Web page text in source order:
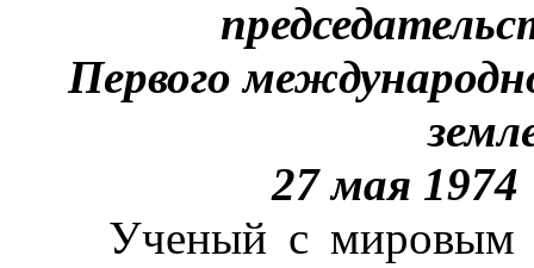
Первого
27 мая
Ученый с мировым